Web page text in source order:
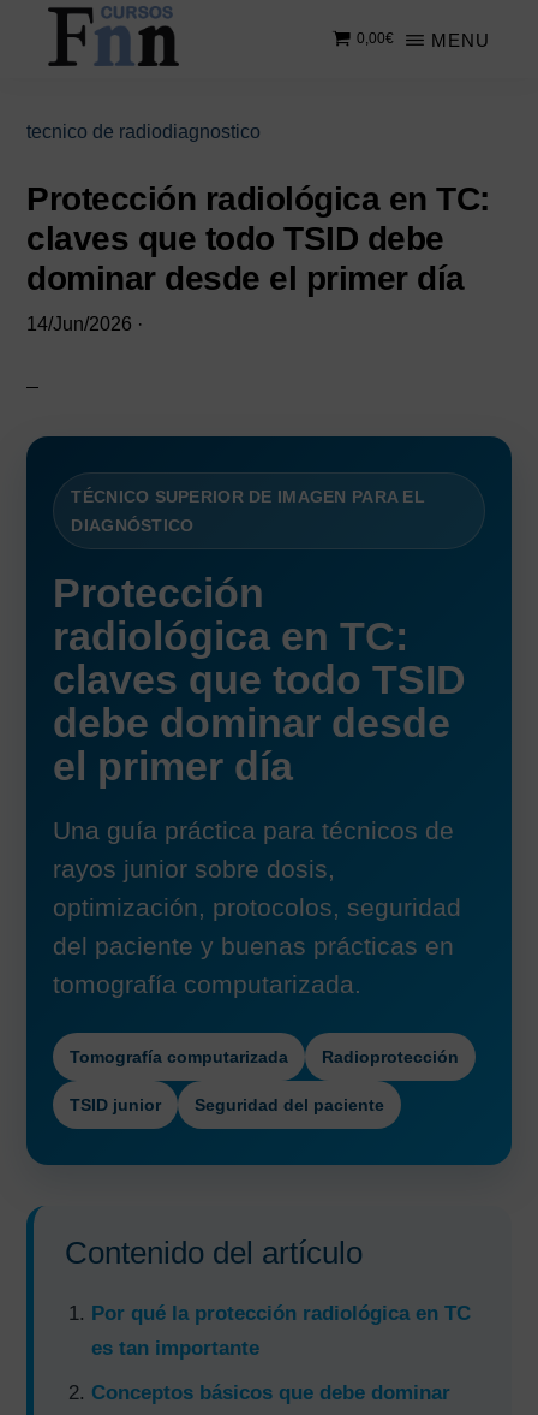
Saltar
contenido
Saltar
lateral
MENU
0,00€
tecnico de radiodiagnostico
Protección radiológica en TC:
claves que todo TSID debe
dominar desde el primer día
14/Jun/2026 ·
TÉCNICO SUPERIOR DE IMAGEN PARA EL
DIAGNÓSTICO
Protección
radiológica en TC:
claves que todo TSID
debe dominar desde
el primer día
Una guía práctica para técnicos de
rayos junior sobre dosis,
optimización, protocolos, seguridad
del paciente y buenas prácticas en
tomografía computarizada.
Tomografía computarizada Radioprotección
TSID junior Seguridad del paciente
Contenido del artículo
Por qué la protección radiológica en TC
es tan importante
Conceptos básicos que debe dominar